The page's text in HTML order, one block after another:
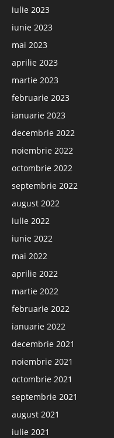
iulie 2023
iunie 2023
mai 2023
aprilie 2023
martie 2023
februarie 2023
ianuarie 2023
decembrie 2022
noiembrie 2022
octombrie 2022
septembrie 2022
august 2022
iulie 2022
iunie 2022
mai 2022
aprilie 2022
martie 2022
februarie 2022
ianuarie 2022
decembrie 2021
noiembrie 2021
octombrie 2021
septembrie 2021
august 2021
iulie 2021